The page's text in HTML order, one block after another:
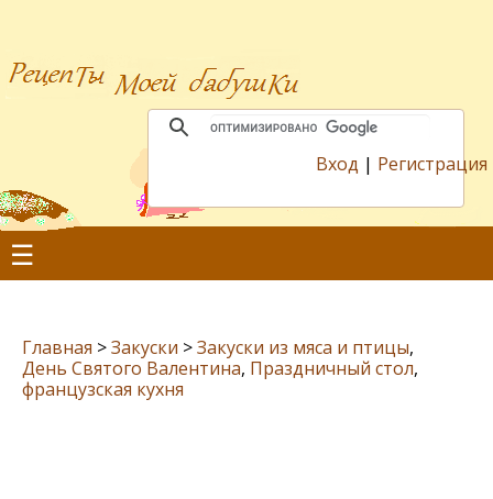
Вход | Регистрация
☰
Главная >Закуски >Закуски из мяса и птицы,
День Святого Валентина, Праздничный стол,
французская кухня